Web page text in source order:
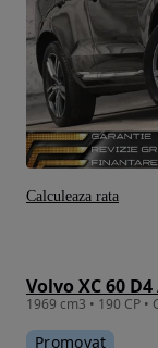
Volvo XC 60
Promovat
Calculeaza rata